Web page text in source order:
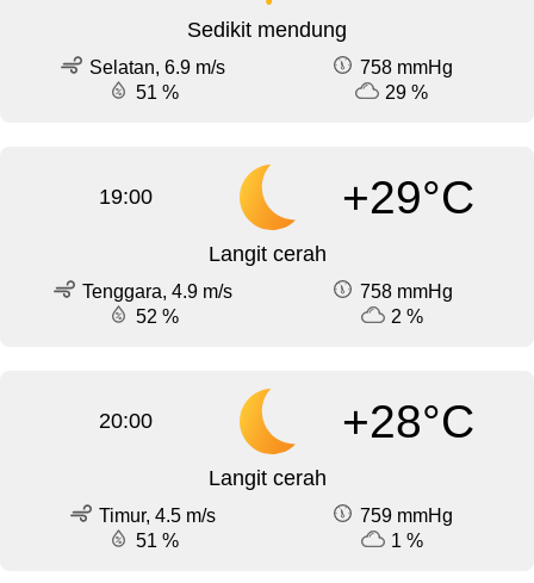
Sedikit mendung
Selatan, 6.9 m/s
758 mmHg
51 %
29 %
19:00 +29°C
Langit cerah
Tenggara, 4.9 m/s
758 mmHg
52 %
2 %
20:00 +28°C
Langit cerah
Timur, 4.5 m/s
759 mmHg
51 %
1 %